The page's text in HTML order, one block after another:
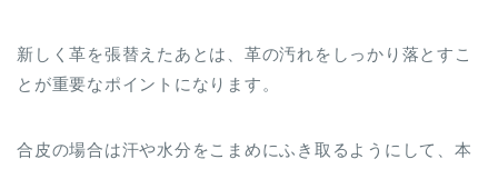
新しく革を張替えたあとは、革の汚れをしっかり落とすこ
とが重要なポイントになります。
合皮の場合は汗や水分をこまめにふき取るようにして、本